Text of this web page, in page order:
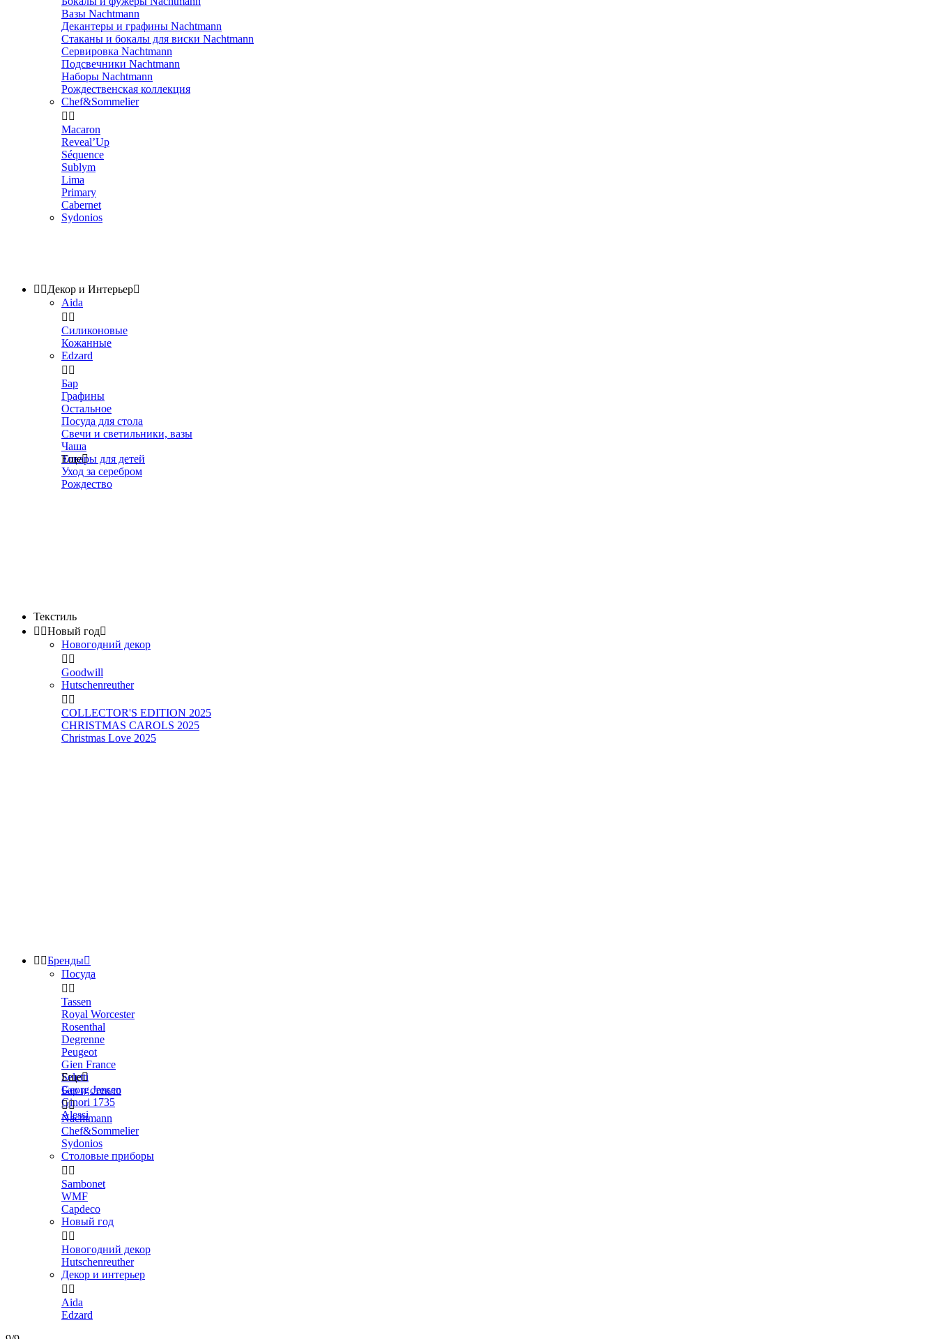
Вазы Nachtmann
Декантеры и графины Nachtmann
Стаканы и бокалы для виски Nachtmann
Сервировка Nachtmann
Подсвечники Nachtmann
Наборы Nachtmann
Рождественская коллекция
Chef&Sommelier
 
Macaron
Reveal’Up
Séquence
Sublym
Lima
Primary
Cabernet
Sydonios
 Декор и Интерьер
Aida
 
Силиконовые
Кожанные
Edzard
 
Бар
Графины
Остальное
Посуда для стола
Свечи и светильники, вазы
Чаша
Товары для детей
Уход за серебром
Рождество
Еще
Текстиль
 Новый год
Новогодний декор
 
Goodwill
Hutschenreuther
 
COLLECTOR'S EDITION 2025
CHRISTMAS CAROLS 2025
Christmas Love 2025
 Бренды
Посуда
 
Tassen
Royal Worcester
Rosenthal
Degrenne
Peugeot
Gien France
Seletti
Georg Jensen
Ginori 1735
Alessi
Еще
Бар и стекло

Nachtmann
Chef&Sommelier
Sydonios
Столовые приборы
 
Sambonet
WMF
Capdeco
Новый год
 
Новогодний декор
Hutschenreuther
Декор и интерьер
 
Aida
Edzard